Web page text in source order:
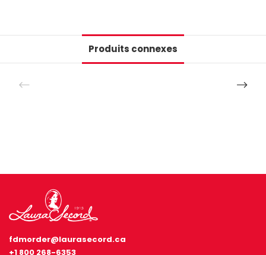
Produits connexes
fdmorder@laurasecord.ca
+1 800 268-6353